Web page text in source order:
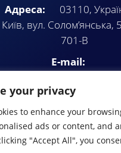
your privacy
to enhance your
ads or content, and
"Accept All", you
Адреса:
03110,
Київ, вул. Солом’янська,
701-В
E-mail: